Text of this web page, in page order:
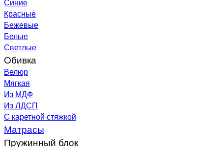
Красные
Бежевые
Белые
Светлые
Обивка
Велюр
Мягкая
Из МДФ
Из ЛДСП
С каретной стяжкой
Матрасы
Пружинный блок